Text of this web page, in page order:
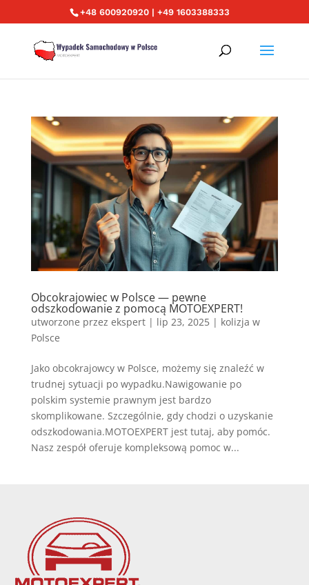
+48 600920920 | +49 1603388333
Obcokrajowiec w Polsce — pewne
odszkodowanie z pomocą MOTOEXPERT!
utworzone przez ekspert| lip 23, 2025| kolizja w
Polsce
Jako obcokrajowcy w Polsce, możemy się znaleźć w
trudnej sytuacji po wypadku.Nawigowanie po
polskim systemie prawnym jest bardzo
skomplikowane. Szczególnie, gdy chodzi o uzyskanie
odszkodowania.MOTOEXPERT jest tutaj, aby pomóc.
Nasz zespół oferuje kompleksową pomoc w...